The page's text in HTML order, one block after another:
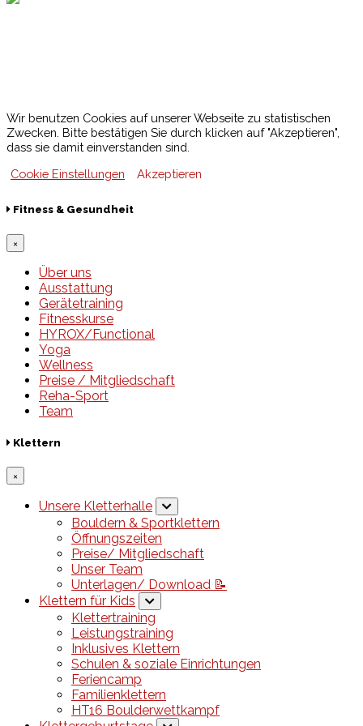
Wir benutzen Cookies auf unserer Webseite zu statistischen
Zwecken. Bitte bestätigen Sie durch klicken auf "Akzeptieren",
dass sie damit einverstanden sind.
Cookie Einstellungen
Akzeptieren
Fitness & Gesundheit
×
Über uns
Ausstattung
Gerätetraining
Fitnesskurse
HYROX/Functional
Yoga
Wellness
Preise / Mitgliedschaft
Reha-Sport
Team
Klettern
×
Unsere Kletterhalle
Bouldern & Sportklettern
Öffnungszeiten
Preise/ Mitgliedschaft
Unser Team
Unterlagen/ Download 📝
Klettern für Kids
Klettertraining
Leistungstraining
Inklusives Klettern
Schulen & soziale Einrichtungen
Feriencamp
Familienklettern
HT16 Boulderwettkampf